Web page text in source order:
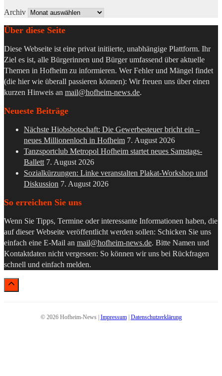
Archiv
Über diese Seite
Diese Webseite ist eine privat initiierte, unabhängige Plattform. Ihr
Ziel es ist, alle Bürgerinnen und Bürger umfassend über aktuelle
Themen in Hofheim zu informieren. Wer Fehler und Mängel findet
(die hier wie überall passieren können): Wir freuen uns über einen
kurzen Hinweis an mail@hofheim-news.de.
Neueste Beiträge
Nächste Hiobsbotschaft: Die Gewerbesteuer bricht ein –
neues Millionenloch in Hofheim 7. August 2026
Tanzsportclub Metropol Hofheim startet neues Samstags-
Ballett 7. August 2026
Sozialkürzungen: Linke veranstalten Plakat-Workshop und
Diskussion 7. August 2026
So erreichen Sie uns
Wenn Sie Tipps, Termine oder interessante Informationen haben, die
auf dieser Webseite veröffentlicht werden sollen: Schicken Sie uns
einfach eine E-Mail an mail@hofheim-news.de. Bitte Namen und
Kontaktdaten nicht vergessen: So können wir uns bei Rückfragen
schnell und einfach melden.
© 2026 Hofheim-News | Impressum| Datenschutzerklärung